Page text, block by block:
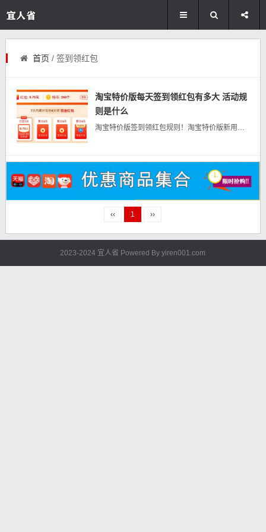
首页 / 签到领红包
淘宝特价版每天签到领红包有多大 活动规
则是什么
淘宝特价版签到领红包规则！淘宝特价版新用户尽享无门槛红包：》》》点击直达《《《一、参与对象:淘宝特价版用户二、玩法介绍1、签到领红包1)用户每天(00:00:00-23:59:59)登陆淘宝特价版签到页面...
‹‹ 1 ››
2023-2024 宜人省 Powered Byyiren001.com